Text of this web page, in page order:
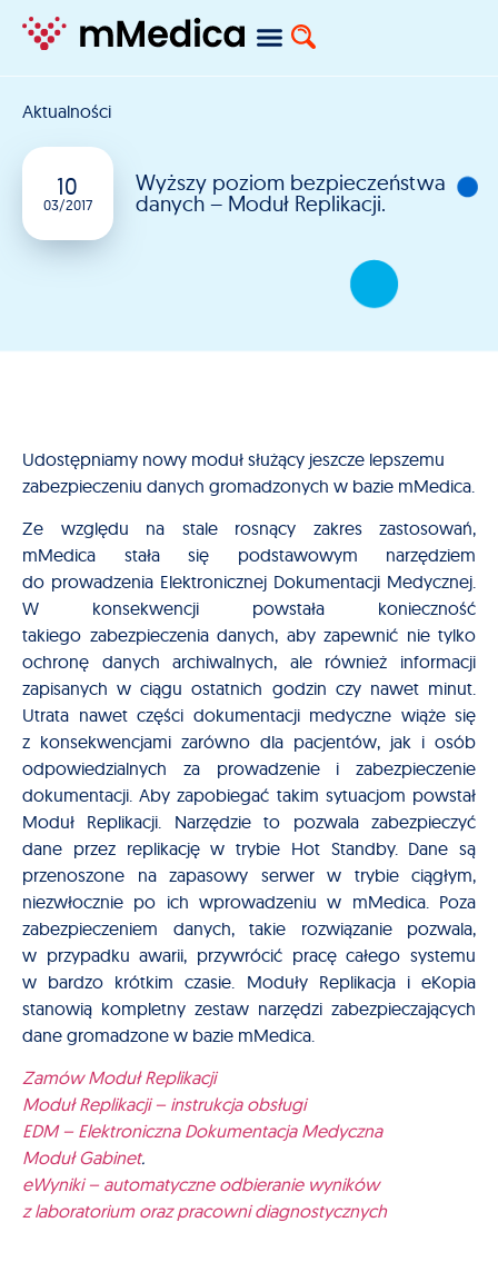
Aktualności
10
03/2017
Wyższy poziom bezpieczeństwa
danych – Moduł Replikacji.
Udostępniamy nowy moduł służący jeszcze lepszemu
zabezpieczeniu danych gromadzonych w bazie mMedica.
Ze względu na stale rosnący zakres zastosowań,
mMedica stała się podstawowym narzędziem
do prowadzenia Elektronicznej Dokumentacji Medycznej.
W konsekwencji powstała konieczność
takiego zabezpieczenia danych, aby zapewnić nie tylko
ochronę danych archiwalnych, ale również informacji
zapisanych w ciągu ostatnich godzin czy nawet minut.
Utrata nawet części dokumentacji medyczne wiąże się
z konsekwencjami zarówno dla pacjentów, jak i osób
odpowiedzialnych za prowadzenie i zabezpieczenie
dokumentacji. Aby zapobiegać takim sytuacjom powstał
Moduł Replikacji. Narzędzie to pozwala zabezpieczyć
dane przez replikację w trybie Hot Standby. Dane są
przenoszone na zapasowy serwer w trybie ciągłym,
niezwłocznie po ich wprowadzeniu w mMedica. Poza
zabezpieczeniem danych, takie rozwiązanie pozwala,
w przypadku awarii, przywrócić pracę całego systemu
w bardzo krótkim czasie. Moduły Replikacja i eKopia
stanowią kompletny zestaw narzędzi zabezpieczających
dane gromadzone w bazie mMedica.
Zamów Moduł Replikacji
Moduł Replikacji – instrukcja obsługi
EDM – Elektroniczna Dokumentacja Medyczna
Moduł Gabinet.
eWyniki – automatyczne odbieranie wyników
z laboratorium oraz pracowni diagnostycznych